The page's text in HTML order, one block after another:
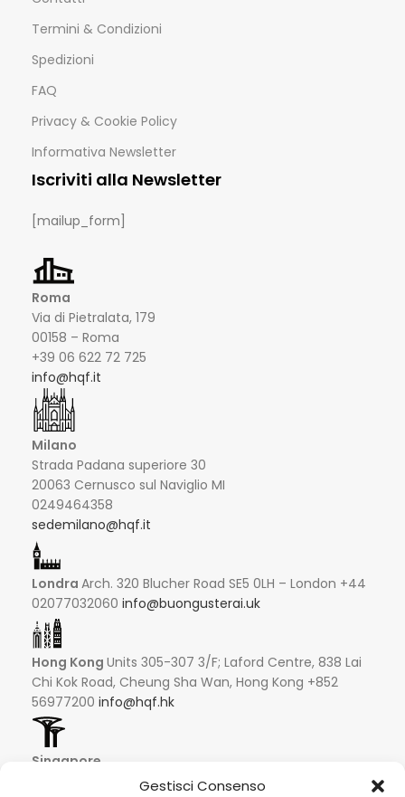
Gestisci Consenso
Termini & Condizioni
Spedizioni
FAQ
Privacy & Cookie Policy
Informativa Newsletter
Iscriviti alla Newsletter
[mailup_form]
Roma
Via di Pietralata, 179
00158 – Roma
+39 06 622 72 725
info@hqf.it
Milano
Strada Padana superiore 30
20063 Cernusco sul Naviglio MI
0249464358
sedemilano@hqf.it
Londra Arch. 320 Blucher Road SE5 0LH – London +44
02077032060 info@buongusterai.uk
Hong Kong Units 305-307 3/F; Laford Centre, 838 Lai
Chi Kok Road, Cheung Sha Wan, Hong Kong +852
56977200 info@hqf.hk
Singapore
16 Raffles Quay #33-03